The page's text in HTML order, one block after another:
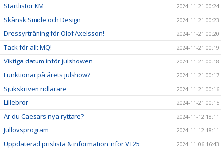
Startlistor KM 2024-11-21 00:24
Skånsk Smide och Design 2024-11-21 00:23
Dressyrträning för Olof Axelsson! 2024-11-21 00:20
Tack för allt MQ! 2024-11-21 00:19
Viktiga datum inför julshowen 2024-11-21 00:18
Funktionär på årets julshow? 2024-11-21 00:17
Sjukskriven ridlärare 2024-11-21 00:16
Lillebror 2024-11-21 00:15
Är du Caesars nya ryttare? 2024-11-12 18:11
Jullovsprogram 2024-11-12 18:11
Uppdaterad prislista & information inför VT25 2024-11-06 16:43